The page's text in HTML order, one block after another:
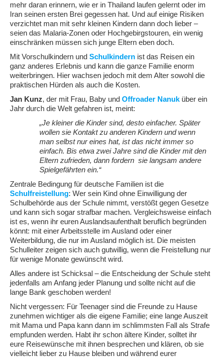
mehr daran erinnern, wie er in Thailand laufen gelernt oder im
Iran seinen ersten Brei gegessen hat. Und auf einige Risiken
verzichtet man mit sehr kleinen Kindern dann doch lieber –
seien das Malaria-Zonen oder Hochgebirgstouren, ein wenig
einschränken müssen sich junge Eltern eben doch.
Mit Vorschulkindern und Schulkindern ist das Reisen ein
ganz anderes Erlebnis und kann die ganze Familie enorm
weiterbringen. Hier wachsen jedoch mit dem Alter sowohl die
praktischen Hürden als auch die Kosten.
Jan Kunz, der mit Frau, Baby und Offroader Nanuk über ein
Jahr durch die Welt gefahren ist, meint:
„Je kleiner die Kinder sind, desto einfacher. Später
wollen sie Kontakt zu anderen Kindern und wenn
man selbst nur eines hat, ist das nicht immer so
einfach. Bis etwa zwei Jahre sind die Kinder mit den
Eltern zufrieden, dann fordern sie langsam andere
Spielgefährten ein.“
Zentrale Bedingung für deutsche Familien ist die
Schulfreistellung: Wer sein Kind ohne Einwilligung der
Schulbehörde aus der Schule nimmt, verstößt gegen Gesetze
und kann sich sogar strafbar machen. Vergleichsweise einfach
ist es, wenn ihr euren Auslandsaufenthalt beruflich begründen
könnt: mit einer Arbeitsstelle im Ausland oder einer
Weiterbildung, die nur im Ausland möglich ist. Die meisten
Schulleiter zeigen sich auch gutwillig, wenn die Freistellung nur
für wenige Monate gewünscht wird.
Alles andere ist Schicksal – die Entscheidung der Schule steht
jedenfalls am Anfang jeder Planung und sollte nicht auf die
lange Bank geschoben werden!
Nicht vergessen: Für Teenager sind die Freunde zu Hause
zunehmen wichtiger als die eigene Familie; eine lange Auszeit
mit Mama und Papa kann dann im schlimmsten Fall als Strafe
empfunden werden. Habt ihr schon ältere Kinder, solltet ihr
eure Reisewünsche mit ihnen besprechen und klären, ob sie
vielleicht lieber zu Hause bleiben und während eurer